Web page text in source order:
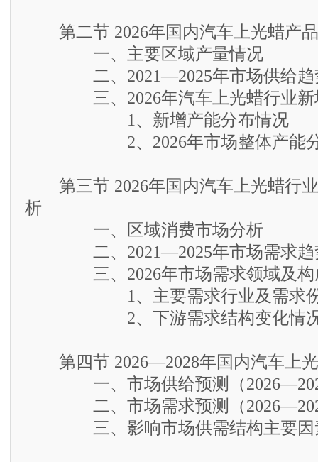
第二节 2026年国内汽车上光蜡产
一、主要区域产量情况
二、2021—2025年市场供给趋势
三、2026年汽车上光蜡行业新
1、新增产能分布情况
2、2026年市场整体产能
第三节 2026年国内汽车上光蜡行业
析
一、区域消费市场分析
二、2021—2025年市场需求趋势
三、2026年市场需求领域及构
1、主要需求行业及需求份
2、下游需求结构变化情况
第四节 2026—2028年国内汽车上光
一、市场供给预测（
二、市场需求预测（
三、影响市场供需结构主要因